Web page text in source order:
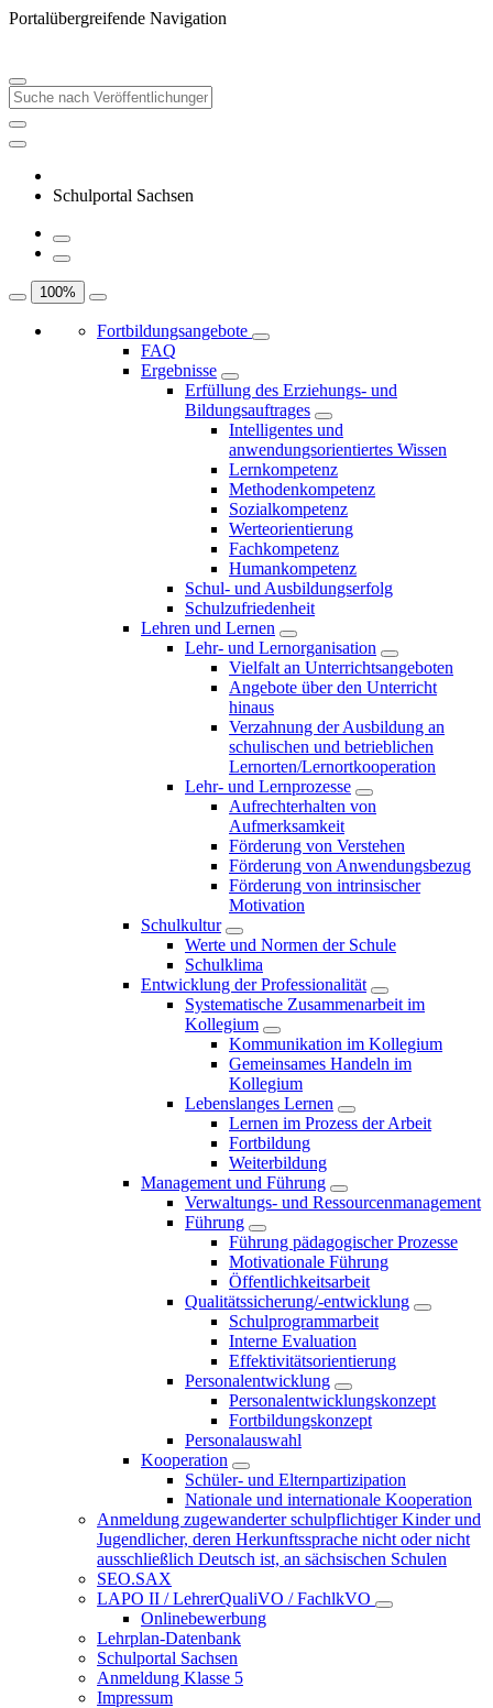
Portalübergreifende Navigation
Schulportal Sachsen
100%
Fortbildungsangebote
FAQ
Ergebnisse
Erfüllung des Erziehungs- und
Bildungsauftrages
Intelligentes und
anwendungsorientiertes Wissen
Lernkompetenz
Methodenkompetenz
Sozialkompetenz
Werteorientierung
Fachkompetenz
Humankompetenz
Schul- und Ausbildungserfolg
Schulzufriedenheit
Lehren und Lernen
Lehr- und Lernorganisation
Vielfalt an Unterrichtsangeboten
Angebote über den Unterricht
hinaus
Verzahnung der Ausbildung an
schulischen und betrieblichen
Lernorten/Lernortkooperation
Lehr- und Lernprozesse
Aufrechterhalten von
Aufmerksamkeit
Förderung von Verstehen
Förderung von Anwendungsbezug
Förderung von intrinsischer
Motivation
Schulkultur
Werte und Normen der Schule
Schulklima
Entwicklung der Professionalität
Systematische Zusammenarbeit im
Kollegium
Kommunikation im Kollegium
Gemeinsames Handeln im
Kollegium
Lebenslanges Lernen
Lernen im Prozess der Arbeit
Fortbildung
Weiterbildung
Management und Führung
Verwaltungs- und Ressourcenmanagement
Führung
Führung pädagogischer Prozesse
Motivationale Führung
Öffentlichkeitsarbeit
Qualitätssicherung/-entwicklung
Schulprogrammarbeit
Interne Evaluation
Effektivitätsorientierung
Personalentwicklung
Personalentwicklungskonzept
Fortbildungskonzept
Personalauswahl
Kooperation
Schüler- und Elternpartizipation
Nationale und internationale Kooperation
Anmeldung zugewanderter schulpflichtiger Kinder und
Jugendlicher, deren Herkunftssprache nicht oder nicht
ausschließlich Deutsch ist, an sächsischen Schulen
SEO.SAX
LAPO II / LehrerQualiVO / FachlkVO
Onlinebewerbung
Lehrplan-Datenbank
Schulportal Sachsen
Anmeldung Klasse 5
Impressum